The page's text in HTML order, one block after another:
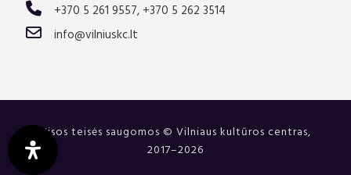
+370 5 261 9557, +370 5 262 3514
info@vilniuskc.lt
Visos teisės saugomos © Vilniaus kultūros centras,
2017–2026